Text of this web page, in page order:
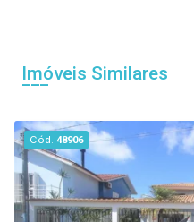
Imóveis Similares
Cód.48906